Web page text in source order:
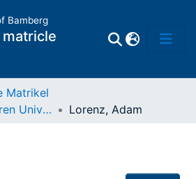
Bamberg
Matrikel
Matrikel der älteren Universität
Lorenz, Adam